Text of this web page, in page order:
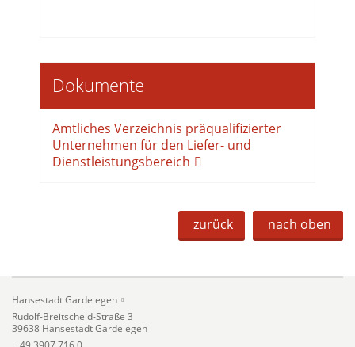
Dokumente
Amtliches Verzeichnis präqualifizierter
Unternehmen für den Liefer- und
Dienstleistungsbereich
zurück nach oben
Hansestadt Gardelegen
Rudolf-Breitscheid-Straße 3
39638 Hansestadt Gardelegen